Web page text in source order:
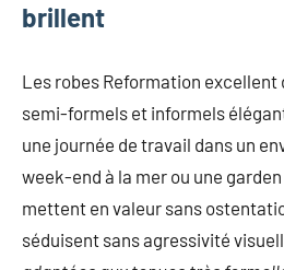
brillent
Les robes Reformation excellent
semi-formels et informels
une journée de travail dans un
week-end à la mer ou une
mettent en valeur sans
séduisent sans agressivité